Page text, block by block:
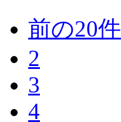
前の20件
2
3
4